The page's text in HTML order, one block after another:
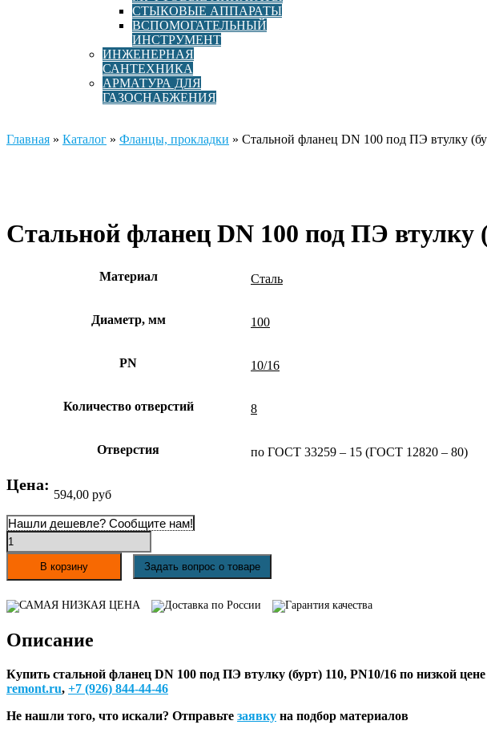
СТЫКОВЫЕ АППАРАТЫ
ВСПОМОГАТЕЛЬНЫЙ
ИНСТРУМЕНТ
ИНЖЕНЕРНАЯ
САНТЕХНИКА
АРМАТУРА ДЛЯ
ГАЗОСНАБЖЕНИЯ
Главная » Каталог » Фланцы, прокладки » Стальной фланец DN 100 под ПЭ втулку
Стальной фланец DN 100 под ПЭ втулку
Материал Сталь
Диаметр, мм 100
PN 10/16
Количество отверстий 8
Отверстия по ГОСТ 33259 – 15 (ГОСТ 12820 – 80)
Цена:
594,00 руб
Нашли дешевле? Сообщите нам!
Количество
товара
Стальной
фланец
100
ПЭ
(бурт)
110,
PN10/16
В корзину Задать вопрос о товаре
САМАЯ НИЗКАЯ ЦЕНА Доставка по России Гарантия качества
Описание
Купить стальной фланец DN 100 под ПЭ втулку (бурт) 110, PN10/16 по низкой
remont.ru, +7 (926) 844-44-46
Не нашли того, что искали? Отправьте заявку на подбор материалов